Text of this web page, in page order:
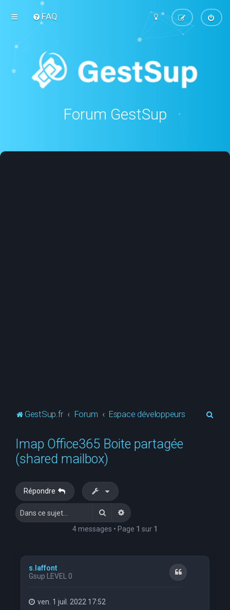
FAQ
Forum GestSup
GestSup.fr Forum Espace développeurs
Imap Office365 Boite partagée
(shared mailbox)
Répondre
RechercherRecherche avancée
4 messages • Page 1 sur 1
s.laffont
Gsup LEVEL 0
Citation
ven. 1 juil. 2022 17:52